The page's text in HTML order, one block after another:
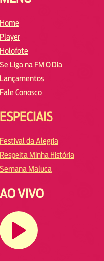
Home
Player
Holofote
Se Liga na FM O Dia
Lançamentos
Fale Conosco
ESPECIAIS
Festival da Alegria
Respeita Minha História
Semana Maluca
AO VIVO